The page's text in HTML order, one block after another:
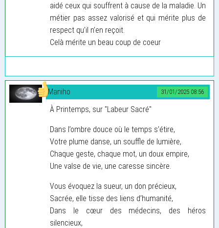
aidé ceux qui souffrent à cause de la maladie. Un
métier pas assez valorisé et qui mérite plus de
respect qu’il n’en reçoit.
Celà mérite un beau coup de coeur
31/01/2025 08:56
Maniho
À Printemps, sur "Labeur Sacré"
Dans l’ombre douce où le temps s’étire,
Votre plume danse, un souffle de lumière,
Chaque geste, chaque mot, un doux empire,
Une valse de vie, une caresse sincère.
Vous évoquez la sueur, un don précieux,
Sacrée, elle tisse des liens d’humanité,
Dans le cœur des médecins, des héros
silencieux,